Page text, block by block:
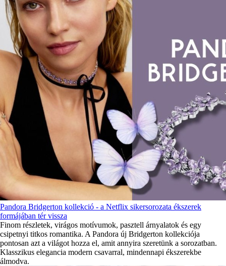
Pandora Bridgerton kollekció - a Netflix sikersorozata ékszerek
formájában tér vissza
Finom részletek, virágos motívumok, pasztell árnyalatok és egy
csipetnyi titkos romantika. A Pandora új Bridgerton kollekciója
pontosan azt a világot hozza el, amit annyira szeretünk a sorozatban.
Klasszikus elegancia modern csavarral, mindennapi ékszerekbe
álmodva.